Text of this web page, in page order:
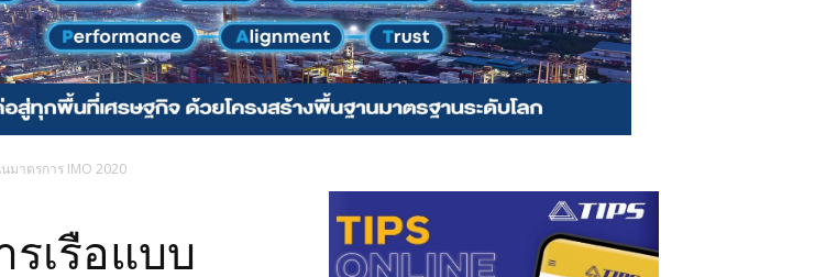
มาตรการ IMO 2020
เรือแบบ